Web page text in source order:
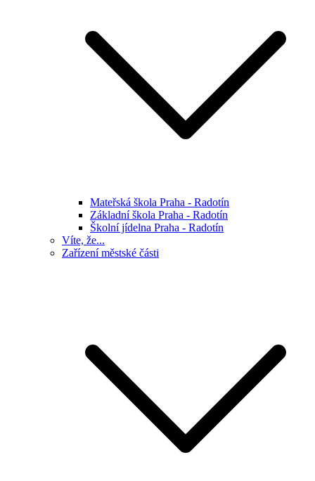
Mateřská škola Praha - Radotín
Základní škola Praha - Radotín
Školní jídelna Praha - Radotín
Víte, že...
Zařízení městské části